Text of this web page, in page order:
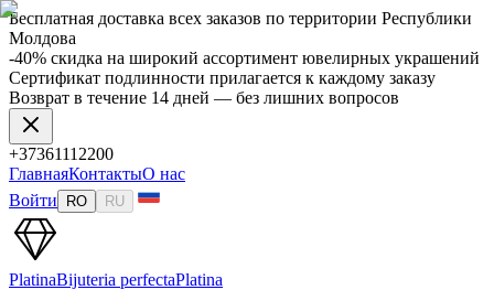
Бесплатная доставка всех заказов по территории Республики
Молдова
-40% скидка на широкий ассортимент ювелирных украшений
Сертификат подлинности прилагается к каждому заказу
Возврат в течение 14 дней — без лишних вопросов
+37361112200
ГлавнаяКонтактыО нас
Войти
RO RU
PlatinaBijuteria perfectaPlatina